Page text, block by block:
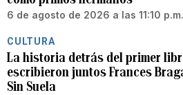
6 de agosto de 2026 a las 11:10 p.m.
CULTURA
La historia detrás del primer
escribieron juntos Frances
Sin Suela